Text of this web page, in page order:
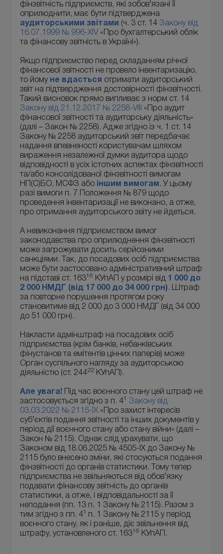
фінзвітність підприємств, які зобов’язані її
оприлюднити, має бути підтверджена
аудиторськими звітами (ч. 3 ст. 14 Закону від
16.07.1999 № 996-XIV «Про бухгалтерський облік
та фінансову звітність в Україні»).
Якщо підприємство перед складанням річної
фінансової звітності не провело інвентаризацію,
то йому не вдасться отримати аудиторський
звіт на підтвердження достовірності фінзвітності.
Такий висновок прямо випливає з норм ст. 14
Закону від 21.12.2017 № 2258-VIII
«Про аудит
фінансової звітності та аудиторську діяльність»
(далі – Закон № 2258). Адже згідно із ч. 1 ст. 14
Закону № 2258 аудиторський звіт передбачає
надання впевненості користувачам шляхом
вираження незалежної думки аудитора щодо
відповідності в усіх істотних аспектах фінзвітності
та/або консолідованої фінзвітності вимогам
НП(С)БО, МСФЗ або іншим вимогам . У цьому
разі вимоги п. 7 Положення № 879 щодо
проведення інвентаризації не виконано, а отже,
про отримання аудиторського звіту не йдеться.
А невиконання підприємством вимог
законодавства про оприлюднення фінзвітності
може загрожувати досить серйозними
санкціями. Так, до посадових осіб підприємства
може бути застосовано адміністративний штраф
на підставі ст. 16316 КУпАП у розмірі від 1 000 до
2 000 НМДГ (від 17 000 до 34 000 грн). Штраф
за повторне порушення протягом року
становитиме від 2 000 до 3 000 НМДГ (від 34 000
до 51 000 грн).
Накласти адмінштраф на посадових осіб
підприємства (крім банків, небанківських
фінустанов та емітентів цінних паперів) може
Орган суспільного нагляду за аудиторською
діяльністю (ст. 24422 КУпАП).
Але увага! Під час воєнного стану цей штраф не
застосовується згідно з п. 41
Закону від
03.03.2022 № 2115-IX «Про захист інтересів
суб’єктів подання звітності та інших документів у
період дії воєнного стану або стану війни» (далі –
Закон № 2115). Однак слід урахувати, що
Законом від 18.06.2025 № 4505-IX до Закону №
2115 було внесено зміни, які стосуються подання
фінзвітності до органів статистики. Тому тепер
підприємства не звільняються від обов’язку
подавати фінансову звітність до органів
статистики, а отже, і відповідальності за її
неподання (пп. 13 п. 1 Закону № 2115). Разом з
тим згідно з пп. 41
п. 1 Закону № 2115 у період
воєнного стану, як і раніше, діє звільнення від
штрафу, установленого ст. 16316 КУпАП.